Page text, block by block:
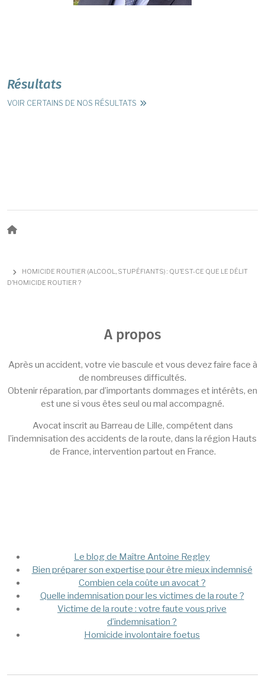
Résultats
VOIR CERTAINS DE NOS RÉSULTATS
HOMICIDE ROUTIER (ALCOOL, STUPÉFIANTS) : QU’EST-CE QUE LE DÉLIT
D’HOMICIDE ROUTIER ?
A propos
Après un accident, votre vie bascule et vous devez faire face à
de nombreuses difficultés.
Obtenir réparation, par d’importants dommages et intérêts, en
est une si vous êtes seul ou mal accompagné.
Avocat inscrit au Barreau de Lille, compétent dans
l’indemnisation des accidents de la route, dans la région Hauts
de France, intervention partout en France.
Mega MenuLe blog de Maître Antoine Regley
Bien préparer son expertise pour être mieux indemnisé
Combien cela coûte un avocat ?
Quelle indemnisation pour les victimes de la route ?
Victime de la route : votre faute vous prive
d’indemnisation ?
Homicide involontaire foetus